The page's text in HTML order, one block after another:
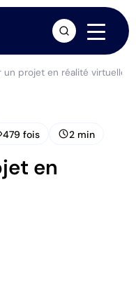
un projet en réalité virtuelle
479 fois schedule2 min
en
arrow_forward